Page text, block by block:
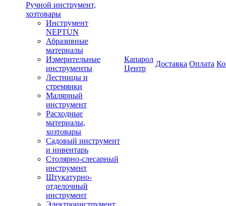
Ручной инструмент,
хозтовары
Инструмент
NEPTUN
Абразивные
материалы
Измерительные
инструменты
Лестницы и
стремянки
Малярный
инструмент
Расходные
материалы,
хозтовары
Садовый инструмент
и инвентарь
Столярно-слесарный
инструмент
Штукатурно-
отделочный
инструмент
Капарол
Центр
Доставка Оплата